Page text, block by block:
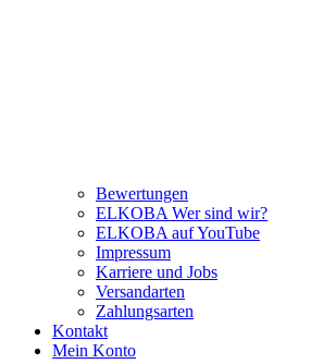
Bewertungen
ELKOBA Wer sind wir?
ELKOBA auf YouTube
Impressum
Karriere und Jobs
Versandarten
Zahlungsarten
Kontakt
Mein Konto